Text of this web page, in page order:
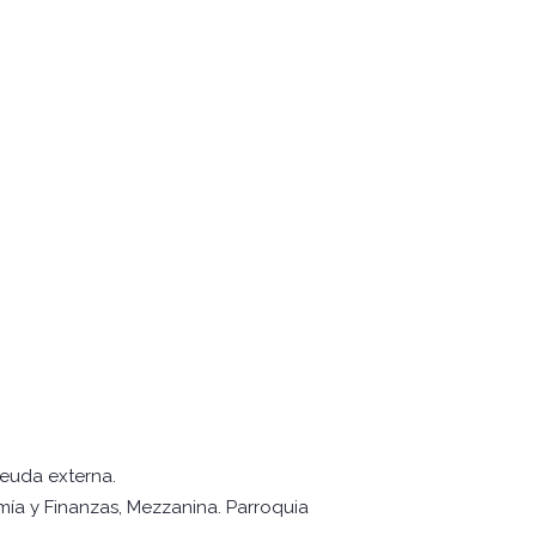
externa.
y Finanzas, Mezzanina. Parroquia